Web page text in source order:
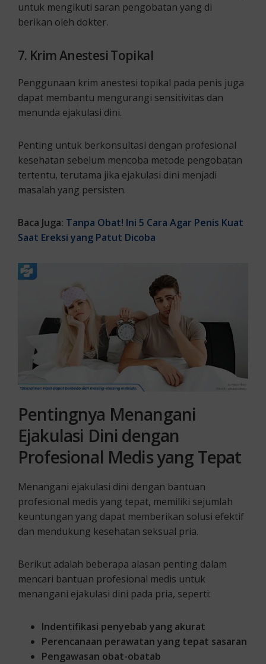
untuk mengikuti saran pengobatan yang di
berikan oleh dokter.
7. Krim Anestesi Topikal
Penggunaan krim anestesi topikal pada penis juga
dapat membantu mengurangi sensitivitas dan
menunda ejakulasi dini.
Penting untuk berkonsultasi dengan profesional
kesehatan sebelum mencoba metode pengobatan
tertentu, terutama jika ejakulasi dini menjadi
masalah yang persisten.
Baca Juga: Tanpa Obat! Ini 5 Cara Agar Penis Kuat
Saat Ereksi yang Patut Dicoba
Pentingnya Menangani
Ejakulasi Dini dengan
Profesional Medis yang Tepat
Menangani ejakulasi dini dengan bantuan
profesional medis yang tepat, memiliki sejumlah
keuntungan yang dapat memberikan solusi efektif
dan mendukung kesehatan seksual pria.
Berikut adalah beberapa alasan penting dalam
mencari bantuan profesional medis untuk
menangani ejakulasi dini pada pria, seperti:
Indentifikasi penyebab yang akurat
Perencanaan perawatan yang tepat sasaran
Pengawasan obat-obatab